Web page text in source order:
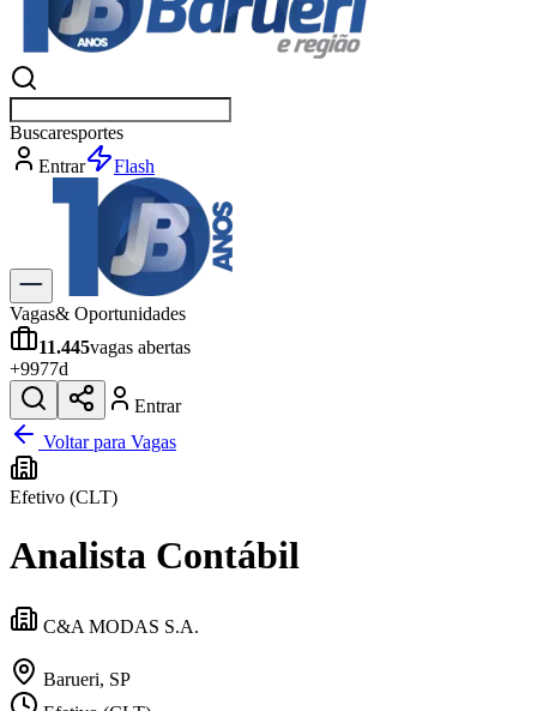
Buscarpo
Entrar
Flash
Vagas& Oportunidades
11.445vagas abertas
+9977d
Entrar
Voltar para Vagas
Efetivo (CLT)
Analista Contábil
C&A MODAS S.A.
Barueri, SP